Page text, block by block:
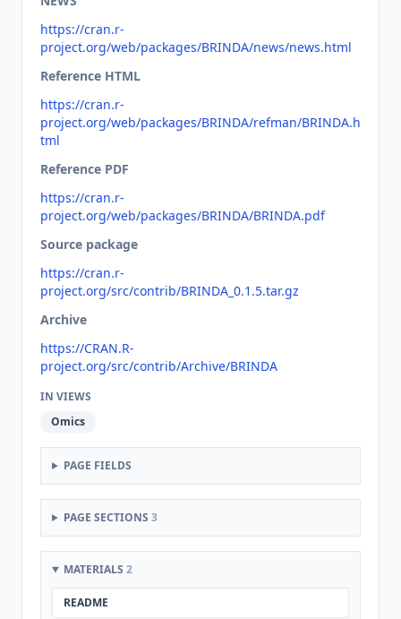
https://cran.r-
project.org/web/packages/BRINDA/news/news.html
Reference HTML
https://cran.r-
project.org/web/packages/BRINDA/refman/BRINDA.h
tml
Reference PDF
https://cran.r-
project.org/web/packages/BRINDA/BRINDA.pdf
Source package
https://cran.r-
project.org/src/contrib/BRINDA_0.1.5.tar.gz
Archive
https://CRAN.R-
project.org/src/contrib/Archive/BRINDA
IN VIEWS
Omics
PAGE FIELDS
PAGE SECTIONS 3
MATERIALS 2
README